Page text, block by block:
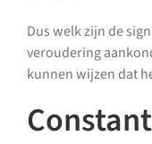
Dus welk zijn de
veroudering
kunnen wijzen dat